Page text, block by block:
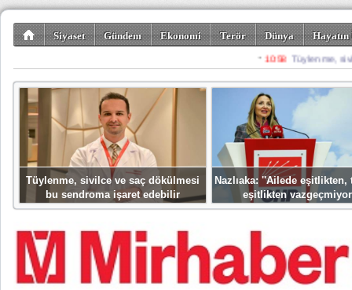
Siyaset Gündem Ekonomi Terör Dünya
Spor Misafir
Tüylenme, sivilce ve saç dökülmesi
bu sendroma işaret edebilir
Nazlıaka: ''Ailede eşitlikten,
eşitlikten